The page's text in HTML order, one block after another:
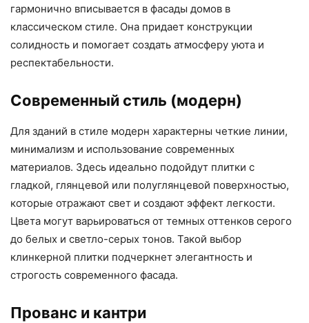
гармонично вписывается в фасады домов в
классическом стиле. Она придает конструкции
солидность и помогает создать атмосферу уюта и
респектабельности.
Современный стиль (модерн)
Для зданий в стиле модерн характерны четкие линии,
минимализм и использование современных
материалов. Здесь идеально подойдут плитки с
гладкой, глянцевой или полуглянцевой поверхностью,
которые отражают свет и создают эффект легкости.
Цвета могут варьироваться от темных оттенков серого
до белых и светло-серых тонов. Такой выбор
клинкерной плитки подчеркнет элегантность и
строгость современного фасада.
Прованс и кантри